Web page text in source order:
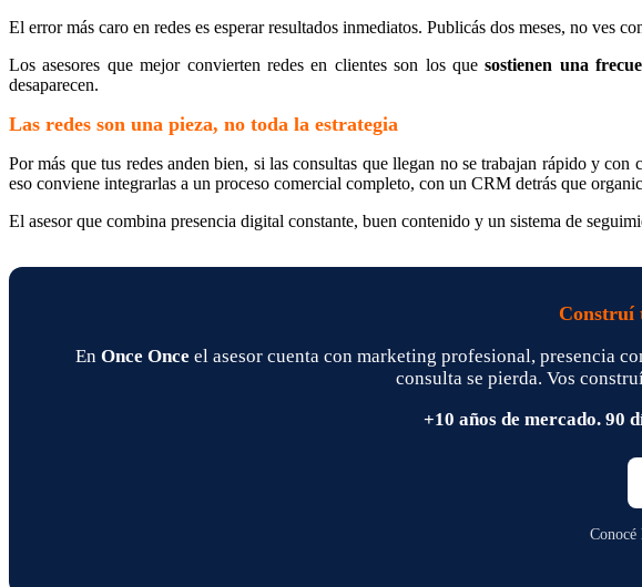
El error más caro en redes es esperar resultados inmediatos. Publicás dos meses, no ves
Los asesores que mejor convierten redes en clientes son los quesostienen una
desaparecen.
Las redes son una pieza, no toda la estrategia
Por más que tus redes anden bien, si las consultas que llegan no se trabajan rápido y
eso conviene integrarlas a un proceso comercial completo, con un CRM detrás que
El asesor que combina presencia digital constante, buen contenido y un sistema de
Construí
En Once Once el asesor cuenta con marketing profesional, presencia
consulta se pierda. Vos
+10 años de mercado. 90
Conocé